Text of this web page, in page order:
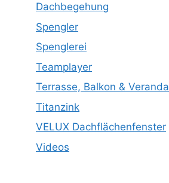
Dachbegehung
Spengler
Spenglerei
Teamplayer
Terrasse, Balkon & Veranda
Titanzink
VELUX Dachflächenfenster
Videos